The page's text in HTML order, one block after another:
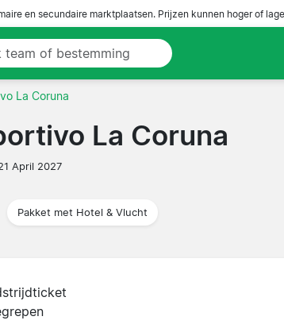
en secundaire marktplaatsen. Prijzen kunnen hoger of
La Coruna
La Coruna
April 2027
Pakket met Hotel & Vlucht